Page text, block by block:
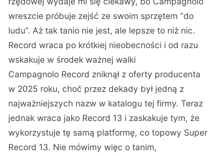
wreszcie próbuje zejść ze swoim sprzętem “do
ludu”. Aż tak tanio nie jest, ale lepsze to niż nic.
Record wraca po krótkiej nieobecności i od razu
wskakuje w środek ważnej walki
Campagnolo Record zniknął z oferty producenta
w 2025 roku, choć przez dekady był jedną z
najważniejszych nazw w katalogu tej firmy. Teraz
jednak wraca jako Record 13 i zaskakuje tym, że
wykorzystuje tę samą platformę, co topowy Super
Record 13. Nie mówimy więc o tanim,